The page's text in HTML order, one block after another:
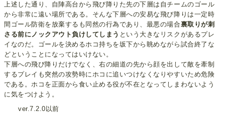
上述した通り、自陣高台から飛び降りた先の下層は自チームのゴール
から非常に遠い場所である。そんな下層への安易な飛び降りは一定時
間ゴール防衛を放棄するも同然の行為であり、最悪の場合裏取りが刺
さる前にノックアウト負けしてしまう という大きなリスクがあるプレ
イなのだ。ゴールを決めるホコ持ちを坂下から眺めながら試合終了な
どということになってはいけない。
下層への飛び降りだけでなく、右の細道の先から顔を出して敵を牽制
するプレイも突然の攻勢時にホコに追いつけなくなりやすいため危険
である。ホコを正面から食い止める役が不在となってしまわないよう
に気をつけよう。
ver.7.2.0以前